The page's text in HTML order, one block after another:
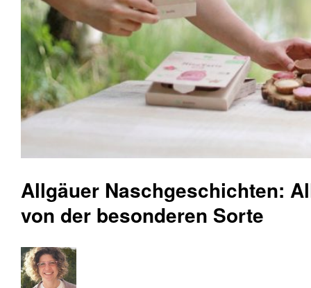
Allgäuer Naschgeschichten:
von der besonderen Sorte